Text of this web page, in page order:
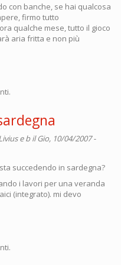
con banche, se hai qualcosa
firmo tutto
qualche mese, tutto il gioco
aria fritta e non più
e bil Gio, 10/04/2007 -
succedendo in sardegna?
i lavori per una veranda
(integrato). mi devo